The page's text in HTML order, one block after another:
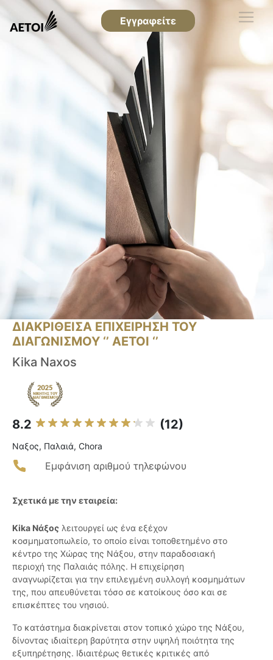
Εγγραφείτε
ΔΙΑΚΡΙΘΕΙΣΑ ΕΠΙΧΕΙΡΗΣΗ ΤΟΥ
ΔΙΑΓΩΝΙΣΜΟΥ ‘’ ΑΕΤΟΙ ‘’
Kika Naxos
8.2 (12)
Ναξος, Παλαιά, Chora
Εμφάνιση αριθμού τηλεφώνου
Σχετικά με την εταιρεία:
Kika Νάξος λειτουργεί ως ένα εξέχον
κοσμηματοπωλείο, το οποίο είναι τοποθετημένο στο
κέντρο της Χώρας της Νάξου, στην παραδοσιακή
περιοχή της Παλαιάς πόλης. Η επιχείρηση
αναγνωρίζεται για την επιλεγμένη συλλογή κοσμημάτων
της, που απευθύνεται τόσο σε κατοίκους όσο και σε
επισκέπτες του νησιού.
Το κατάστημα διακρίνεται στον τοπικό χώρο της Νάξου,
δίνοντας ιδιαίτερη βαρύτητα στην υψηλή ποιότητα της
εξυπηρέτησης. Ιδιαιτέρως θετικές κριτικές από